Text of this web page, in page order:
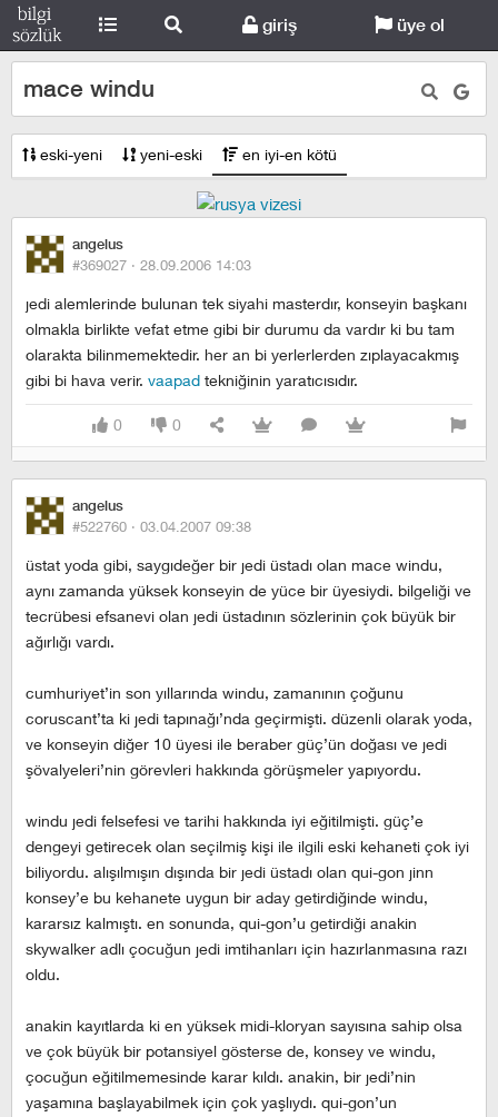
giriş üye ol
mace windu
eski-yeni yeni-eski en iyi-en kötü
angelus
#369027 · 28.09.2006 14:03
jedi alemlerinde bulunan tek siyahi masterdır, konseyin başkanı
olmakla birlikte vefat etme gibi bir durumu da vardır ki bu tam
olarakta bilinmemektedir. her an bi yerlerlerden zıplayacakmış
gibi bi hava verir. vaapad tekniğinin yaratıcısıdır.
0 0
angelus
#522760 · 03.04.2007 09:38
üstat yoda gibi, saygıdeğer bir jedi üstadı olan mace windu,
aynı zamanda yüksek konseyin de yüce bir üyesiydi. bilgeliği ve
tecrübesi efsanevi olan jedi üstadının sözlerinin çok büyük bir
ağırlığı vardı.
cumhuriyet’in son yıllarında windu, zamanının çoğunu
coruscant’ta ki jedi tapınağı’nda geçirmişti. düzenli olarak yoda,
ve konseyin diğer 10 üyesi ile beraber güç’ün doğası ve jedi
şövalyeleri’nin görevleri hakkında görüşmeler yapıyordu.
windu jedi felsefesi ve tarihi hakkında iyi eğitilmişti. güç’e
dengeyi getirecek olan seçilmiş kişi ile ilgili eski kehaneti çok iyi
biliyordu. alışılmışın dışında bir jedi üstadı olan qui-gon jinn
konsey’e bu kehanete uygun bir aday getirdiğinde windu,
kararsız kalmıştı. en sonunda, qui-gon’u getirdiği anakin
skywalker adlı çocuğun jedi imtihanları için hazırlanmasına razı
oldu.
anakin kayıtlarda ki en yüksek midi-kloryan sayısına sahip olsa
ve çok büyük bir potansiyel gösterse de, konsey ve windu,
çocuğun eğitilmemesinde karar kıldı. anakin, bir jedi’nin
yaşamına başlayabilmek için çok yaşlıydı. qui-gon’un